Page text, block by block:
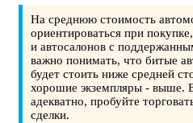
На среднюю стоимость
ориентироваться при
и автосалонов с
важно понимать, что битые
будет стоить ниже средней
хорошие экземпляры - выше.
адекватно, пробуйте
сделки.